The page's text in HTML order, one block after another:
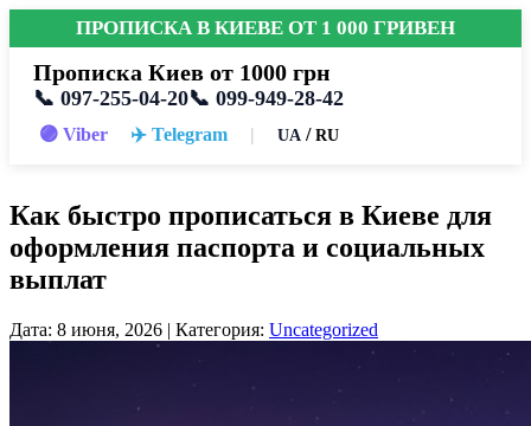
ПРОПИСКА В КИЕВЕ ОТ 1 000 ГРИВЕН
Прописка Киев от 1000 грн
📞 097-255-04-20📞 099-949-28-42
🟣 Viber ✈️ Telegram | UA / RU
Как быстро прописаться в Киеве для
оформления паспорта и социальных
выплат
Дата: 8 июня, 2026 | Категория: Uncategorized